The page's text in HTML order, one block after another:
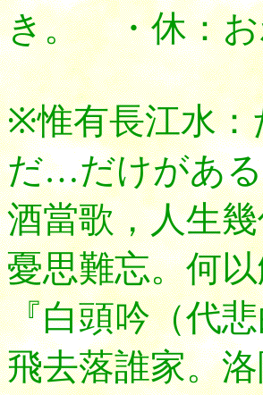
き。 ・休：お
※惟有長江水
だ…だけがあ
酒當歌，人生
憂思難忘。何
『白頭吟（代
飛去落誰家。